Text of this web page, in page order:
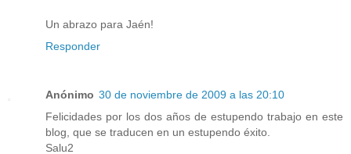
Un abrazo para Jaén!
Responder
Anónimo 30 de noviembre de 2009 a las 20:10
Felicidades por los dos años de estupendo trabajo en este
blog, que se traducen en un estupendo éxito.
Salu2